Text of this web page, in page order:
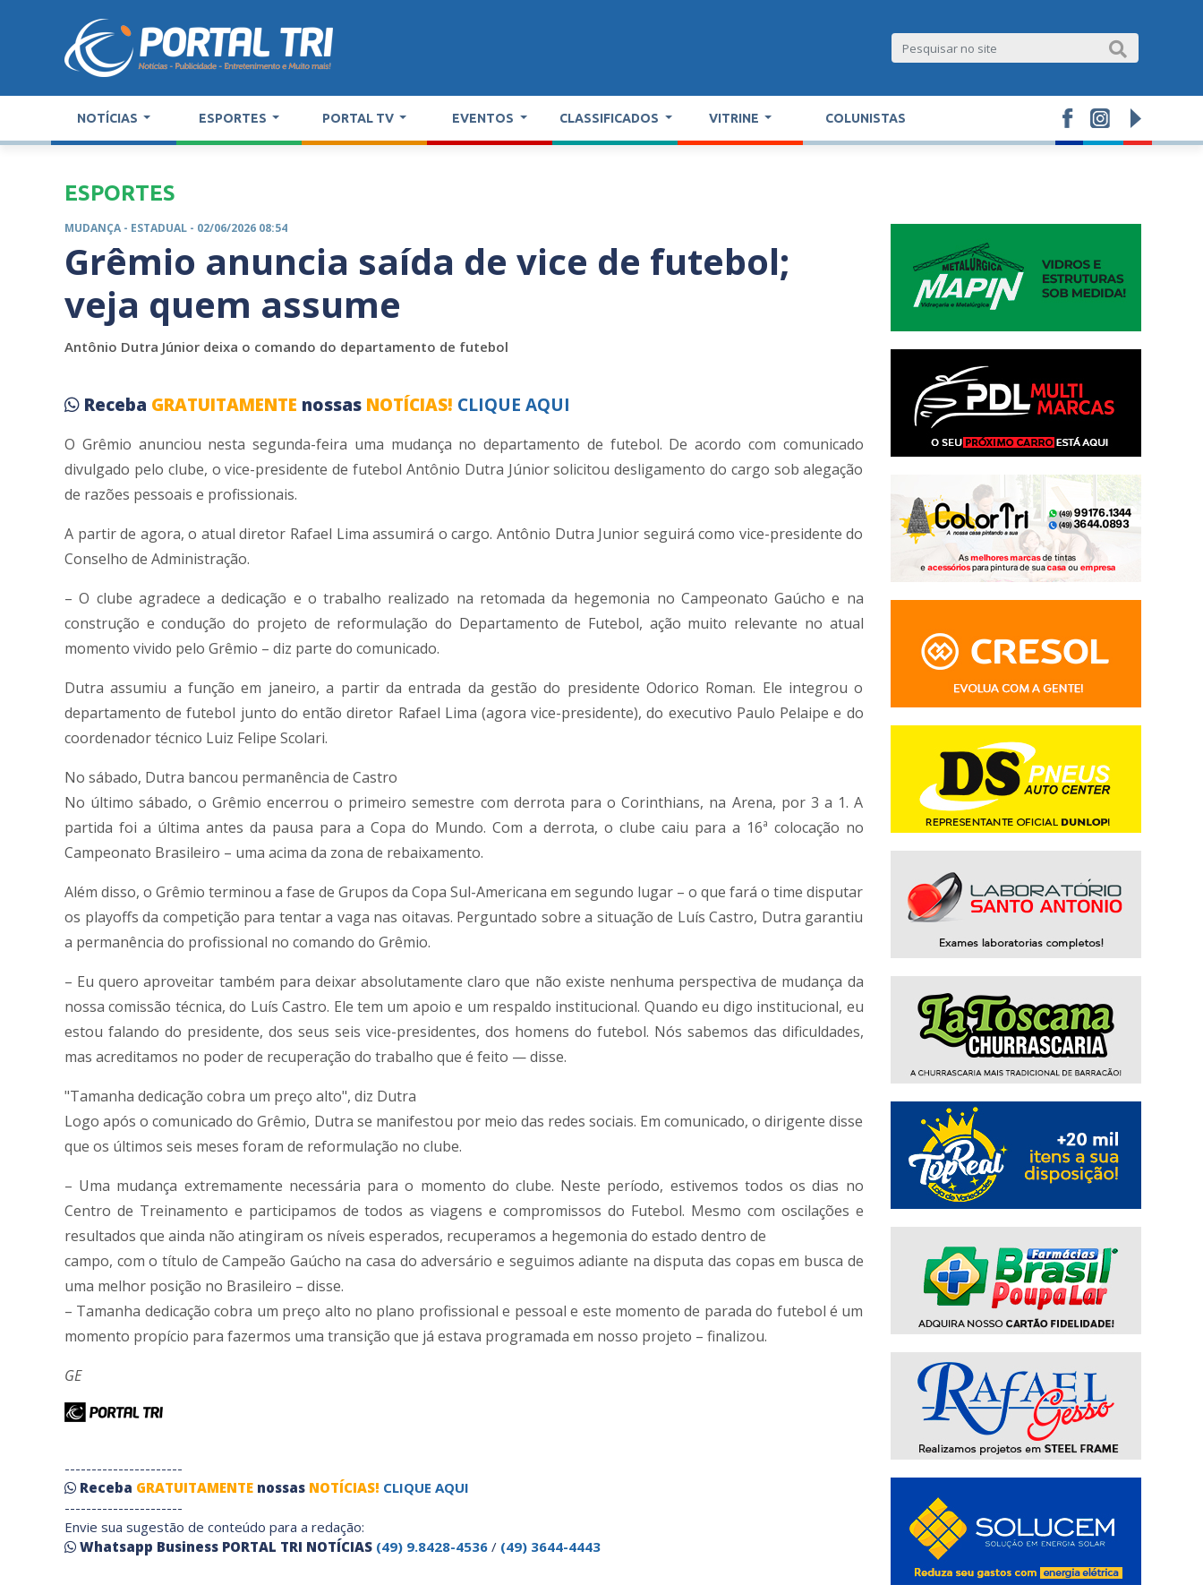
NOTÍCIAS ESPORTES PORTAL TV EVENTOS CLASSIFICADOS VITRINE COLUNISTAS
ESPORTES
MUDANÇA - ESTADUAL - 02/06/2026 08:54
Grêmio anuncia saída de vice de futebol;
veja quem assume
Antônio Dutra Júnior deixa o comando do departamento de futebol
Receba GRATUITAMENTE nossas NOTÍCIAS! CLIQUE AQUI
O Grêmio anunciou nesta segunda-feira uma mudança no departamento de futebol. De acordo com comunicado
divulgado pelo clube, o vice-presidente de futebol Antônio Dutra Júnior solicitou desligamento do cargo sob alegação
de razões pessoais e profissionais.
A partir de agora, o atual diretor Rafael Lima assumirá o cargo. Antônio Dutra Junior seguirá como vice-presidente do
Conselho de Administração.
– O clube agradece a dedicação e o trabalho realizado na retomada da hegemonia no Campeonato Gaúcho e na
construção e condução do projeto de reformulação do Departamento de Futebol, ação muito relevante no atual
momento vivido pelo Grêmio – diz parte do comunicado.
Dutra assumiu a função em janeiro, a partir da entrada da gestão do presidente Odorico Roman. Ele integrou o
departamento de futebol junto do então diretor Rafael Lima (agora vice-presidente), do executivo Paulo Pelaipe e do
coordenador técnico Luiz Felipe Scolari.
No sábado, Dutra bancou permanência de Castro
No último sábado, o Grêmio encerrou o primeiro semestre com derrota para o Corinthians, na Arena, por 3 a 1. A
partida foi a última antes da pausa para a Copa do Mundo. Com a derrota, o clube caiu para a 16ª colocação no
Campeonato Brasileiro – uma acima da zona de rebaixamento.
Além disso, o Grêmio terminou a fase de Grupos da Copa Sul-Americana em segundo lugar – o que fará o time disputar
os playoffs da competição para tentar a vaga nas oitavas. Perguntado sobre a situação de Luís Castro, Dutra garantiu
a permanência do profissional no comando do Grêmio.
– Eu quero aproveitar também para deixar absolutamente claro que não existe nenhuma perspectiva de mudança da
nossa comissão técnica, do Luís Castro. Ele tem um apoio e um respaldo institucional. Quando eu digo institucional, eu
estou falando do presidente, dos seus seis vice-presidentes, dos homens do futebol. Nós sabemos das dificuldades,
mas acreditamos no poder de recuperação do trabalho que é feito — disse.
"Tamanha dedicação cobra um preço alto", diz Dutra
Logo após o comunicado do Grêmio, Dutra se manifestou por meio das redes sociais. Em comunicado, o dirigente disse
que os últimos seis meses foram de reformulação no clube.
– Uma mudança extremamente necessária para o momento do clube. Neste período, estivemos todos os dias no
Centro de Treinamento e participamos de todos as viagens e compromissos do Futebol. Mesmo com oscilações e
resultados que ainda não atingiram os níveis esperados, recuperamos a hegemonia do estado dentro de
campo, com o título de Campeão Gaúcho na casa do adversário e seguimos adiante na disputa das copas em busca de
uma melhor posição no Brasileiro – disse.
– Tamanha dedicação cobra um preço alto no plano profissional e pessoal e este momento de parada do futebol é um
momento propício para fazermos uma transição que já estava programada em nosso projeto – finalizou.
GE
----------------------
Receba GRATUITAMENTE nossas NOTÍCIAS! CLIQUE AQUI
----------------------
Envie sua sugestão de conteúdo para a redação:
Whatsapp Business PORTAL TRI NOTÍCIAS (49) 9.8428-4536 / (49) 3644-4443